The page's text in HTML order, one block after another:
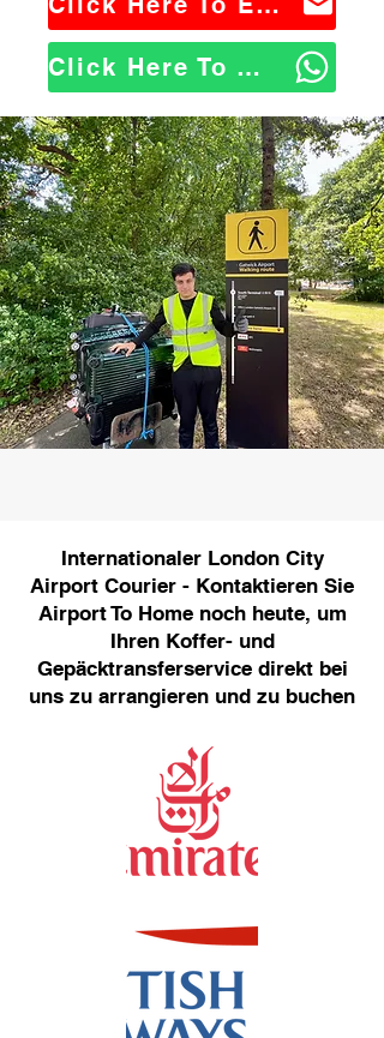
Click Here To WhatsApp Us
Internationaler London City
Airport Courier - Kontaktieren Sie
Airport To Home noch heute, um
Ihren Koffer- und
Gepäcktransferservice direkt bei
uns zu arrangieren und zu buchen